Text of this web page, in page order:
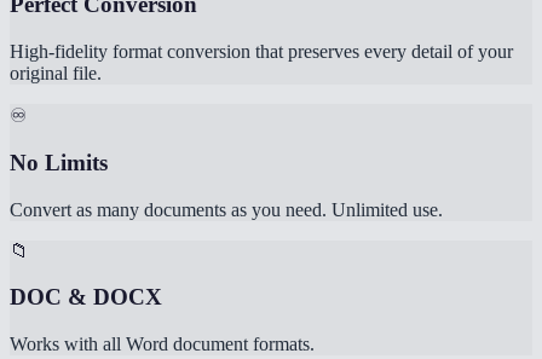
High-fidelity format conversion that preserves every detail of your
original file.
♾️
No Limits
Convert as many documents as you need. Unlimited use.
📁
DOC & DOCX
Works with all Word document formats.